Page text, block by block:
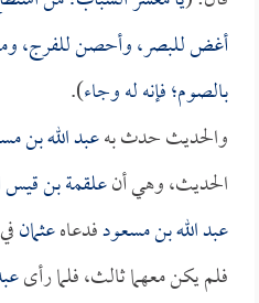
أغض للبصر، وأحصن للفرج،
بالصوم؛ فإنه له وجاء).
والحديث حدث بهعبد الله بن
الحديث، وهي أنعلقمة بن
عبد الله بن مسعودفدعاهعثمان
فلم يكن معهما ثالث، فلما رأى